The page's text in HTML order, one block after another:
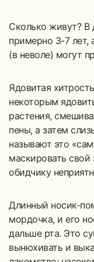
Сколько живут?
примерно 3-7 лет,
(в неволе) могут
Ядовитая
некоторым
растения,
пены, а затем
называют это
маскировать свой
обидчику
Длинный носик-
мордочка, и его
дальше рта. Это
вынюхивать и